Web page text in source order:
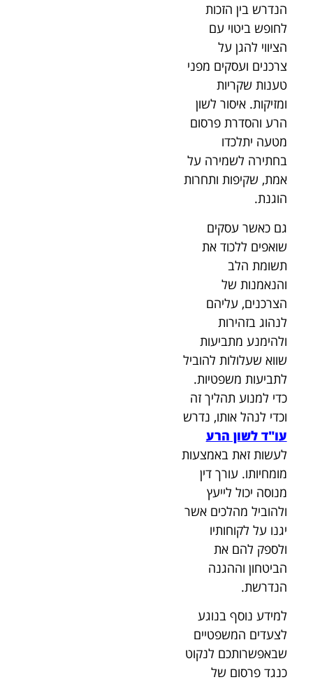
הנדרש בין הזכות
לחופש ביטוי עם
הציווי להגן על
צרכנים ועסקים מפני
טענות שקריות
ומזיקות. איסור לשון
הרע והסדרת פרסום
מטעה יתלכדו
בחתירה לשמירה על
אמת, שקיפות ותחרות
הוגנת.
גם כאשר עסקים
שואפים ללכוד את
תשומת הלב
והנאמנות של
הצרכנים, עליהם
לנהוג בזהירות
ולהימנע מתביעות
שווא שעלולות להוביל
לתביעות משפטיות.
כדי למנוע תהליך זה
וכדי לנהל אותו, נדרש
עו"ד לשון הרע
לעשות זאת באמצעות
מומחיותו. עורך דין
מנוסה יכול לייעץ
ולהוביל מהלכים אשר
יגנו על לקוחותיו
ולספק להם את
הביטחון וההגנה
הנדרשת.
למידע נוסף בנוגע
לצעדים המשפטיים
שבאפשרותכם לנקוט
כנגד פרסום של